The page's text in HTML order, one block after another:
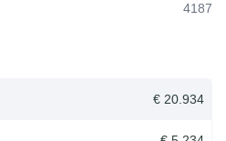
4187
€ 20.934